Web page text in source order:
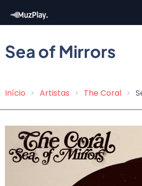
para
conteúdo
principal
Sea of Mirrors
Trilha
navegação
Início Artistas The Coral